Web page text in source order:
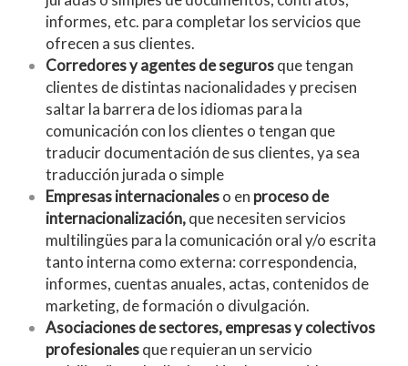
informes, etc. para completar los servicios que
ofrecen a sus clientes.
Corredores y agentes de segurosque tengan
clientes de distintas nacionalidades y precisen
saltar la barrera de los idiomas para la
comunicación con los clientes o tengan que
traducir documentación de sus clientes, ya sea
traducción jurada o simple
Empresas internacionaleso en proceso de
internacionalización,que necesiten servicios
multilingües para la comunicación oral y/o escrita
tanto interna como externa: correspondencia,
informes, cuentas anuales, actas, contenidos de
marketing, de formación o divulgación.
Asociaciones de sectores, empresas y colectivos
profesionalesque requieran un servicio